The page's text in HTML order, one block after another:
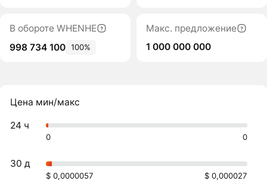
В обороте WHENHE
998 734 100 100%
Макс. предложение
1 000 000 000
Цена мин/макс
24 ч
0 0
30 д
$ 0,0000057 $ 0,000027